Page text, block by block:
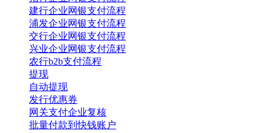
建行企业网银支付流程
浦发企业网银支付流程
交行企业网银支付流程
兴业企业网银支付流程
农行b2b支付流程
提现
自动提现
发行优惠券
网关支付企业复核
批量付款到快钱账户